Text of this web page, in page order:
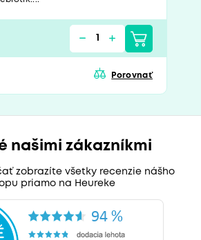
Porovnať
našimi zákazníkmi
zobrazíte všetky recenzie nášho
priamo na Heureke